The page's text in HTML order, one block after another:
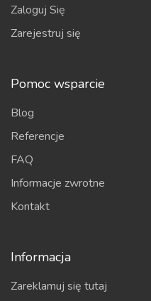
Zaloguj Się
Zarejestruj się
Pomoc wsparcie
Blog
Referencje
FAQ
Informacje zwrotne
Kontakt
Informacja
Zareklamuj się tutaj